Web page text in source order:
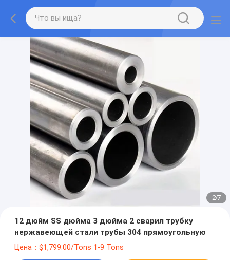
2/7
12 дюйм SS дюйма 3 дюйма 2 сварил трубку
нержавеющей стали трубы 304 прямоугольную
Цена：$1,799.00/Tons 1-9 Tons